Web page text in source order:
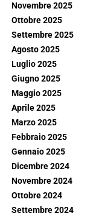
Novembre 2025
Ottobre 2025
Settembre 2025
Agosto 2025
Luglio 2025
Giugno 2025
Maggio 2025
Aprile 2025
Marzo 2025
Febbraio 2025
Gennaio 2025
Dicembre 2024
Novembre 2024
Ottobre 2024
Settembre 2024